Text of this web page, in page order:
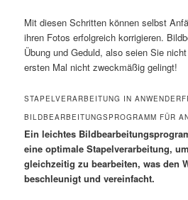
Mit diesen Schritten können selbst
ihren Fotos erfolgreich korrigieren.
Übung und Geduld, also seien Sie
ersten Mal nicht zweckmäßig gelingt!
STAPELVERARBEITUNG IN
BILDBEARBEITUNGSPROGRAMM FÜR
Ein leichtes
eine optimale Stapelverarbeitung,
gleichzeitig zu bearbeiten, was den
beschleunigt und vereinfacht.